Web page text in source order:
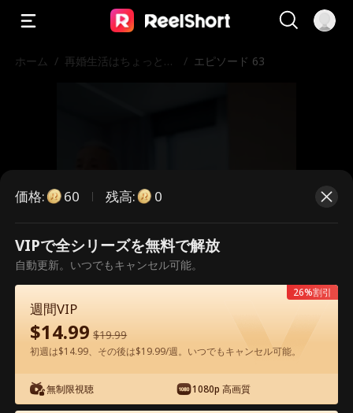
ホーム / 再婚生活はちょっと甘
/ エピソード 63
こちらは有料のエピソードです。視
聴いただくには解放が必要です。
60今すぐ解放
アプリ内で無料視聴可能
価格: 60 残高: 0
VIPで全シリーズを無料で解放
自動更新。いつでもキャンセル可能。
週間VIP
$14.99 $19.99
初週は$14.99、その後は$19.99/週。いつでもキャンセル可能。
無制限視聴 1080p 高画質
26%割引